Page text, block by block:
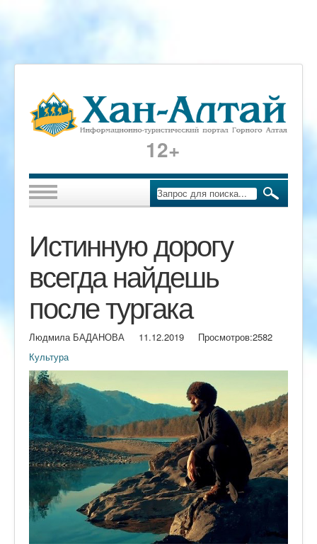
12+
Истинную дорогу
всегда найдешь
после тургака
Людмила БАДАНОВА 11.12.2019 Просмотров:2582
Культура